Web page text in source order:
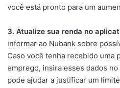
você está pronto para um
3. Atualize sua renda no
informar ao Nubank sobre
Caso você tenha recebido uma
emprego, insira esses dados
pode ajudar a justificar um